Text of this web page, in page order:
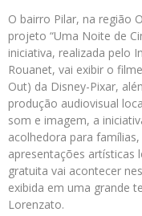
O bairro Pilar, na região
projeto “Uma Noite de
iniciativa, realizada pelo
Rouanet, vai exibir o
Out) da Disney-Pixar,
produção audiovisual
som e imagem, a
acolhedora para
apresentações artísticas
gratuita vai acontecer
exibida em uma grande
Lorenzato.